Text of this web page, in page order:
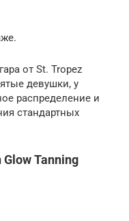
от St. Tropez
девушки, у
распределение и
стандартных
Tanning